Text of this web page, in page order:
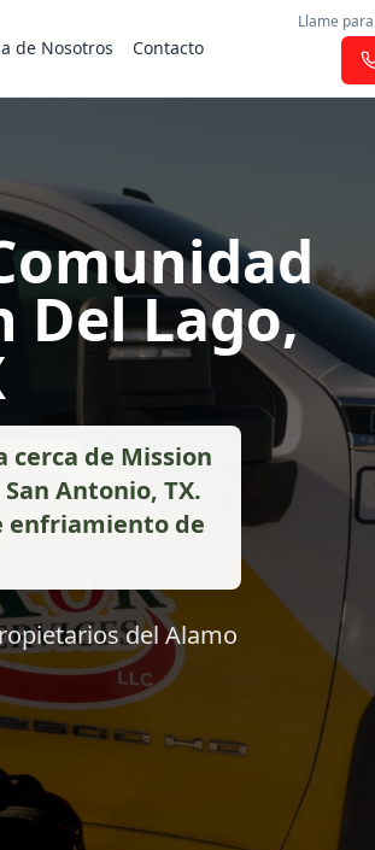
de Nosotros Contacto
Llame
Del Lago,
cerca de Mission
Antonio, TX.
enfriamiento de
del Alamo